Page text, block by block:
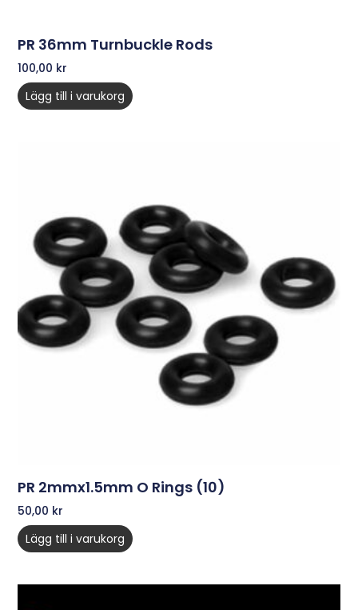
PR 36mm Turnbuckle Rods
100,00 kr
Lägg till i varukorg
PR 2mmx1.5mm O Rings (10)
50,00 kr
Lägg till i varukorg